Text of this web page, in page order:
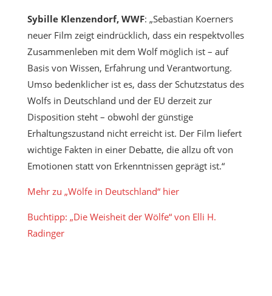
Sybille Klenzendorf, WWF: „Sebastian Koerners
neuer Film zeigt eindrücklich, dass ein respektvolles
Zusammenleben mit dem Wolf möglich ist – auf
Basis von Wissen, Erfahrung und Verantwortung.
Umso bedenklicher ist es, dass der Schutzstatus des
Wolfs in Deutschland und der EU derzeit zur
Disposition steht – obwohl der günstige
Erhaltungszustand nicht erreicht ist. Der Film liefert
wichtige Fakten in einer Debatte, die allzu oft von
Emotionen statt von Erkenntnissen geprägt ist.“
Mehr zu „Wölfe in Deutschland“ hier
Buchtipp: „Die Weisheit der Wölfe“ von Elli H.
Radinger